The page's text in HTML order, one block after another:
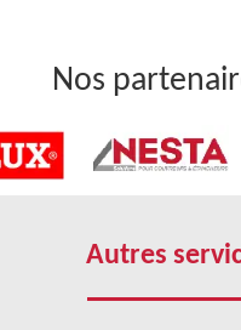
réparations ne sont plus
matière. Robert gouttière
de gouttière
spécialisée en pose
Nos
Autres